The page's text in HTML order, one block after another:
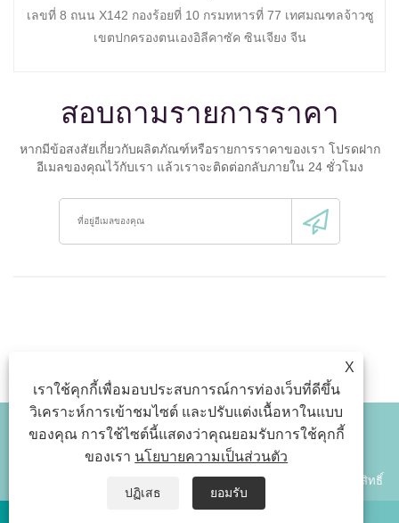
X
เราใช้คุกกี้เพื่อมอบประสบการณ์การท่องเว็บที่ดีขึ้น
วิเคราะห์การเข้าชมไซต์ และปรับแต่งเนื้อหาในแบบ
ของคุณ การใช้ไซต์นี้แสดงว่าคุณยอมรับการใช้คุกกี้
ของเรา นโยบายความเป็นส่วนตัว
ปฏิเสธ ยอมรับ
เลขที่ 8 ถนน X142 กองร้อยที่ 10 กรมทหารที่ 77 เทศมณฑลจ้าวซู
เขตปกครองตนเองอิลีคาซัค ซินเจียง จีน
สอบถามรายการราคา
หากมีข้อสงสัยเกี่ยวกับผลิตภัณฑ์หรือรายการราคาของเรา โปรดฝาก
อีเมลของคุณไว้กับเรา แล้วเราจะติดต่อกลับภายใน 24 ชั่วโมง
Link Sitemap RSS Xml นโยบายความเป็นส่วนตัว
ลิขสิทธิ์© 2026 Xinjiang Wenxing Potato Industry Co., Ltd. สงวนลิขสิทธิ์